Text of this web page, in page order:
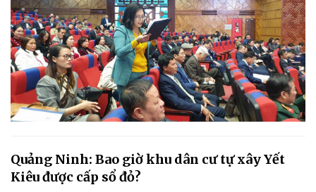
Quảng Ninh: Bao giờ khu dân cư tự xây Yết
Kiêu được cấp sổ đỏ?